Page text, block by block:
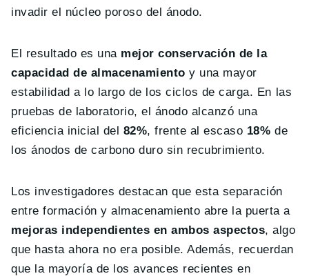
invadir el núcleo poroso del ánodo.
El resultado es una mejor conservación de la
capacidad de almacenamiento y una mayor
estabilidad a lo largo de los ciclos de carga. En las
pruebas de laboratorio, el ánodo alcanzó una
eficiencia inicial del 82%, frente al escaso 18% de
los ánodos de carbono duro sin recubrimiento.
Los investigadores destacan que esta separación
entre formación y almacenamiento abre la puerta a
mejoras independientes en ambos aspectos, algo
que hasta ahora no era posible. Además, recuerdan
que la mayoría de los avances recientes en